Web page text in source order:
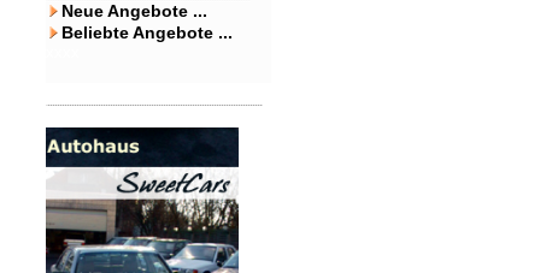
Neue Angebote ...
Beliebte Angebote ...